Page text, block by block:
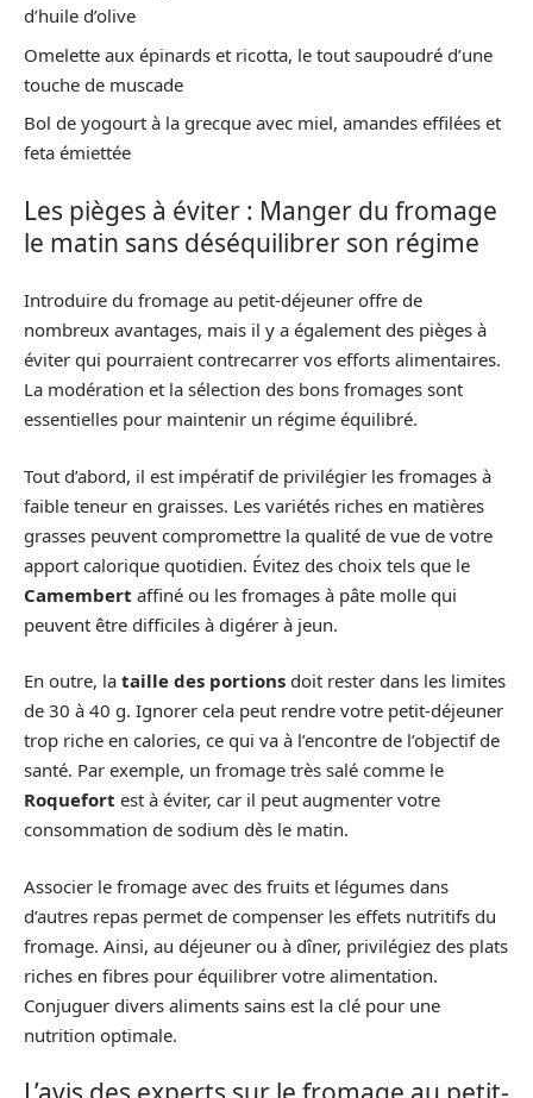
d’huile d’olive
Omelette aux épinards et ricotta, le tout saupoudré d’une
touche de muscade
Bol de yogourt à la grecque avec miel, amandes effilées et
feta émiettée
Les pièges à éviter : Manger du fromage
le matin sans déséquilibrer son régime
Introduire du fromage au petit-déjeuner offre de
nombreux avantages, mais il y a également des pièges à
éviter qui pourraient contrecarrer vos efforts alimentaires.
La modération et la sélection des bons fromages sont
essentielles pour maintenir un régime équilibré.
Tout d’abord, il est impératif de privilégier les fromages à
faible teneur en graisses. Les variétés riches en matières
grasses peuvent compromettre la qualité de vue de votre
apport calorique quotidien. Évitez des choix tels que le
Camembert affiné ou les fromages à pâte molle qui
peuvent être difficiles à digérer à jeun.
En outre, la taille des portions doit rester dans les limites
de 30 à 40 g. Ignorer cela peut rendre votre petit-déjeuner
trop riche en calories, ce qui va à l’encontre de l’objectif de
santé. Par exemple, un fromage très salé comme le
Roquefort est à éviter, car il peut augmenter votre
consommation de sodium dès le matin.
Associer le fromage avec des fruits et légumes dans
d’autres repas permet de compenser les effets nutritifs du
fromage. Ainsi, au déjeuner ou à dîner, privilégiez des plats
riches en fibres pour équilibrer votre alimentation.
Conjuguer divers aliments sains est la clé pour une
nutrition optimale.